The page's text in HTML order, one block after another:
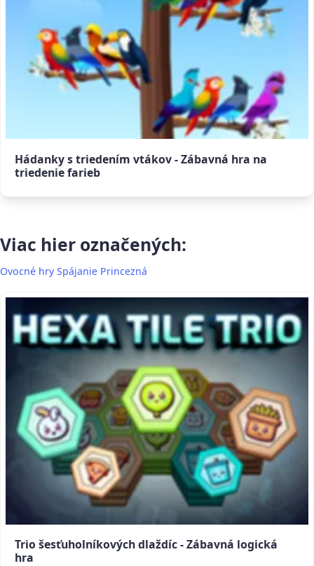
Hádanky s triedením vtákov - Zábavná hra na
triedenie farieb
Viac hier označených:
Ovocné hry Spájanie Princezná
Trio šesťuholníkových dlaždíc - Zábavná logická
hra